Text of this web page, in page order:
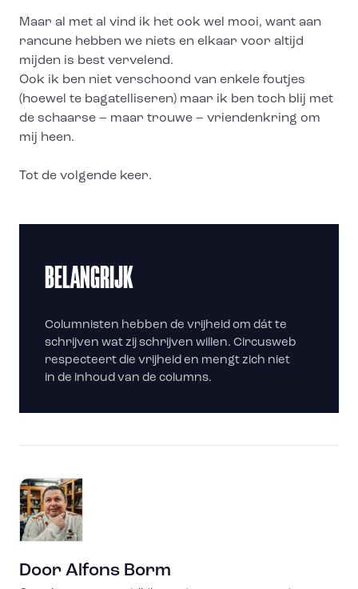
Maar al met al vind ik het ook wel mooi, want aan
rancune hebben we niets en elkaar voor altijd
mijden is best vervelend.
Ook ik ben niet verschoond van enkele foutjes
(hoewel te bagatelliseren) maar ik ben toch blij met
de schaarse – maar trouwe – vriendenkring om
mij heen.
Tot de volgende keer.
BELANGRIJK
Columnisten hebben de vrijheid om dát te
schrijven wat zij schrijven willen. Circusweb
respecteert die vrijheid en mengt zich niet
in de inhoud van de columns.
Door Alfons Borm